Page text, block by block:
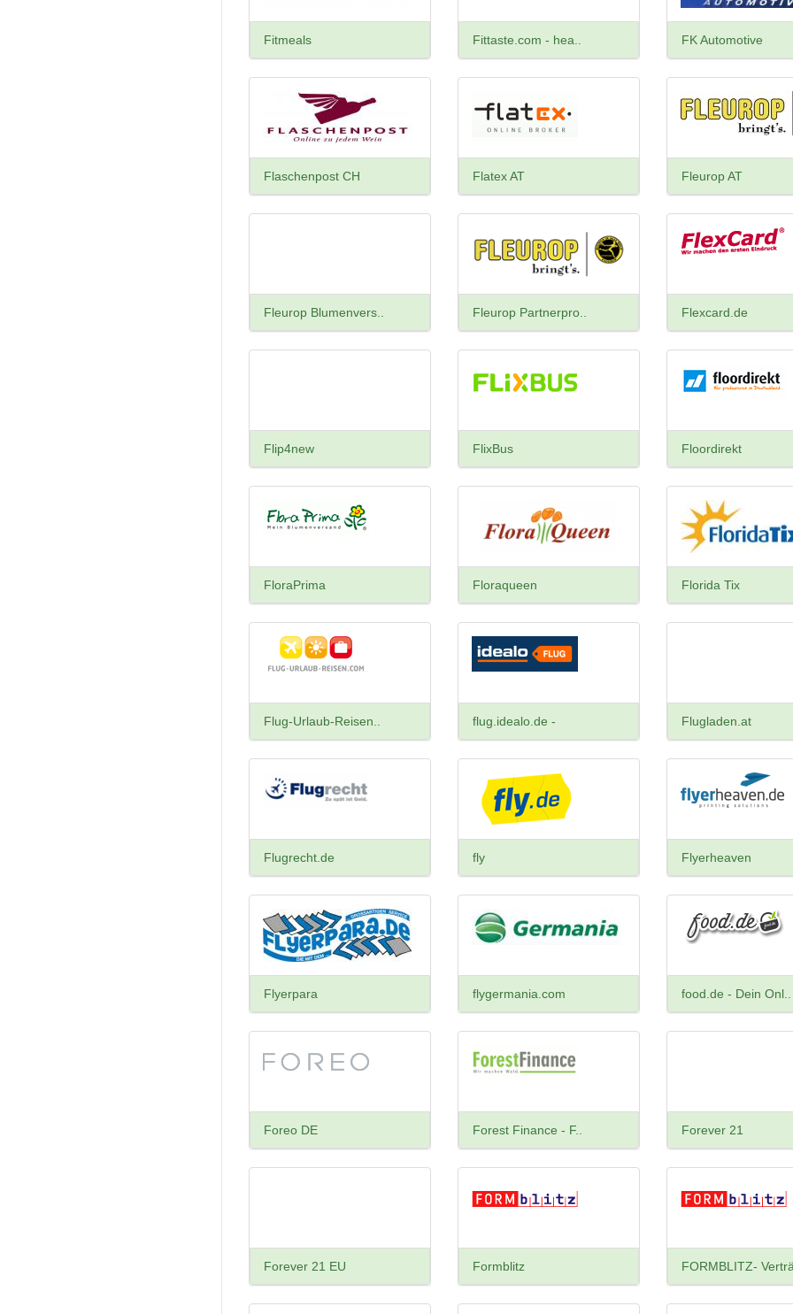
Fitmeals Fittaste.com - hea.. FK Automotive
Flaschenpost CH Flatex AT Fleurop AT
Fleurop Blumenvers.. Fleurop Partnerpro.. Flexcard.de
Flip4new FlixBus Floordirekt
FloraPrima Floraqueen Florida Tix
Flug-Urlaub-Reisen.. flug.idealo.de - Flugladen.at
Flugrecht.de fly Flyerheaven
Flyerpara flygermania.com food.de - Dein Onl..
Foreo DE Forest Finance - F.. Forever 21
Forever 21 EU Formblitz FORMBLITZ-